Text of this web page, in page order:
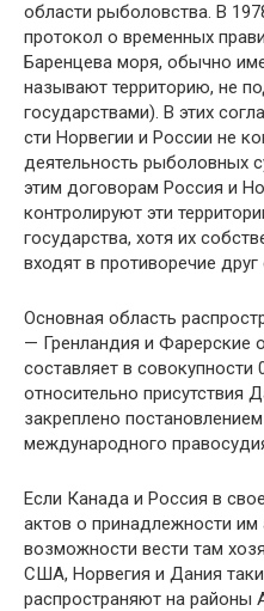
области рыболовства. В
протокол о временных
Баренцева моря, обычно
называют терри­торию, не
государст­вами). В этих
сти Норвегии и России не
деятельность рыболовных
этим договорам Россия и
контролируют эти
государства, хотя их
входят в проти­воречие друг
Основная область
— Гренландия и Фарерские
составляет в
относительно при­сутствия
закреплено
междуна­родного
Если Канада и Россия в
актов о принадлежности им
возможности вес­ти там
США, Норвегия и Дания
распространяют на районы